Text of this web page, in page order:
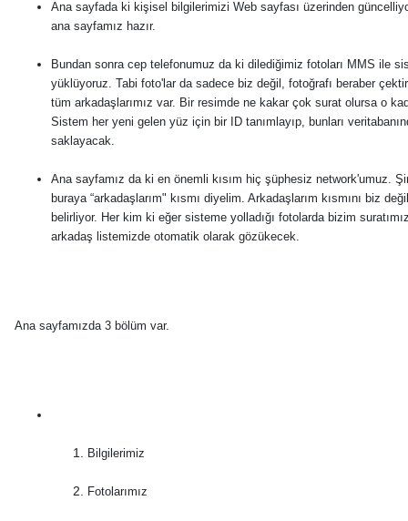
Ana sayfada ki kişisel bilgilerimizi Web sayfası üzerinden
ana sayfamız hazır.
Bundan sonra cep telefonumuz da ki dilediğimiz fotoları MMS ile
yüklüyoruz. Tabi foto'lar da sadece biz değil, fotoğrafı beraber
tüm arkadaşlarımız var. Bir resimde ne kakar çok surat olursa o
Sistem her yeni gelen yüz için bir ID tanımlayıp, bunları
saklayacak.
Ana sayfamız da ki en önemli kısım hiç şüphesiz network'umuz.
buraya “arkadaşlarım" kısmı diyelim. Arkadaşlarım kısmını biz
belirliyor. Her kim ki eğer sisteme yolladığı fotolarda bizim
arkadaş listemizde otomatik olarak gözükecek.
Ana sayfamızda 3 bölüm var.
Bilgilerimiz
Fotolarımız